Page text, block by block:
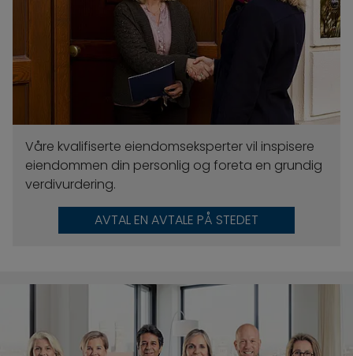
Våre kvalifiserte eiendomseksperter vil inspisere
eiendommen din personlig og foreta en grundig
verdivurdering.
AVTAL EN AVTALE PÅ STEDET